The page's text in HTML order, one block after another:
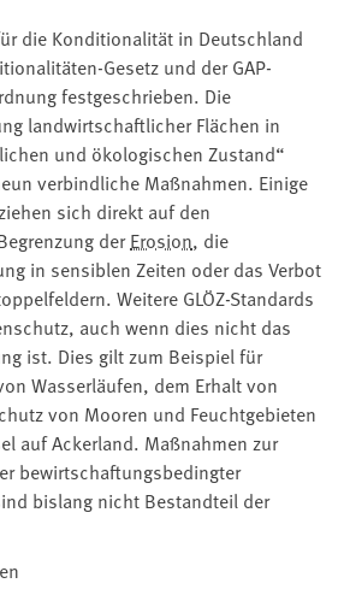
die Konditionalität in Deutschland
Gesetz und der GAP-
festgeschrieben. Die
landwirtschaftlicher Flächen in
und ökologischen Zustand“
verbindliche Maßnahmen. Einige
sich direkt auf den
derErosion, die
in sensiblen Zeiten oder das Verbot
Weitere GLÖZ-Standards
auch wenn dies nicht das
ist. Dies gilt zum Beispiel für
Wasserläufen, dem Erhalt von
von Mooren und Feuchtgebieten
auf Ackerland. Maßnahmen zur
bewirtschaftungsbedingter
bislang nicht Bestandteil der